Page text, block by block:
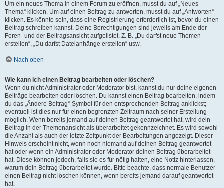
Um ein neues Thema in einem Forum zu eröffnen, musst du auf „Neues
Thema“ klicken. Um auf einen Beitrag zu antworten, musst du auf „Antworten“
klicken. Es könnte sein, dass eine Registrierung erforderlich ist, bevor du einen
Beitrag schreiben kannst. Deine Berechtigungen sind jeweils am Ende der
Foren- und der Beitragsansicht aufgelistet. Z. B. „Du darfst neue Themen
erstellen“, „Du darfst Dateianhänge erstellen“ usw.
Nach oben
Wie kann ich einen Beitrag bearbeiten oder löschen?
Wenn du nicht Administrator oder Moderator bist, kannst du nur deine eigenen
Beiträge bearbeiten oder löschen. Du kannst einen Beitrag bearbeiten, indem
du das „Ändere Beitrag“-Symbol für den entsprechenden Beitrag anklickst;
eventuell ist dies nur für einen begrenzten Zeitraum nach seiner Erstellung
möglich. Wenn bereits jemand auf deinen Beitrag geantwortet hat, wird dein
Beitrag in der Themenansicht als überarbeitet gekennzeichnet. Es wird sowohl
die Anzahl als auch der letzte Zeitpunkt der Bearbeitungen angezeigt. Dieser
Hinweis erscheint nicht, wenn noch niemand auf deinen Beitrag geantwortet
hat oder wenn ein Administrator oder Moderator deinen Beitrag überarbeitet
hat. Diese können jedoch, falls sie es für nötig halten, eine Notiz hinterlassen,
warum dein Beitrag überarbeitet wurde. Bitte beachte, dass normale Benutzer
einen Beitrag nicht löschen können, wenn bereits jemand darauf geantwortet
hat.